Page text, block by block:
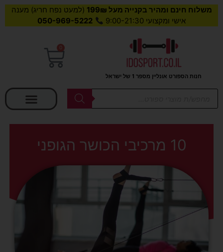
משלוח חינם ומהיר בקנייה מעל 199₪
(למעט נפח חריג) מענה
אישי ומקצועי 9:00-21:30
050-969-5222
חנות הספורט אונליין מספר 1 של ישראל
0
עגלת
Products
10 מרכיבי הכושר הגופני